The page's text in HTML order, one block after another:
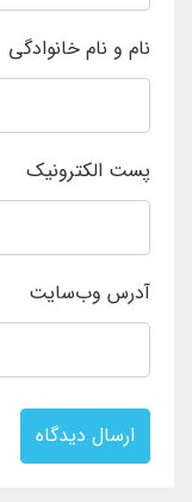
نام و نام خانوادگی
پست الکترونیک
آدرس وب‌سایت
ارسال دیدگاه